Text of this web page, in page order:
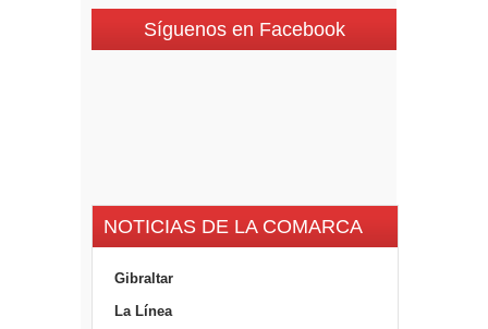
Síguenos en Facebook
NOTICIAS DE LA COMARCA
Gibraltar
La Línea